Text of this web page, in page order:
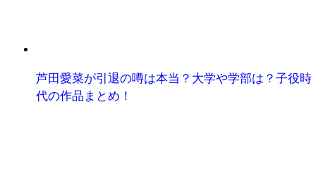
芦田愛菜が引退の噂は本当？大学や学部は？子役時
代の作品まとめ！